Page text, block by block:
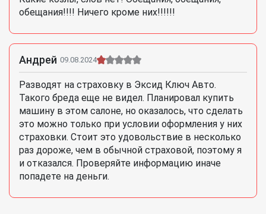
обещания!!!! Ничего кроме них!!!!!!
Андрей 09.08.2024
Разводят на страховку в Эксид Ключ Авто.
Такого бреда еще не видел. Планировал купить
машину в этом салоне, но оказалось, что сделать
это можно только при условии оформления у них
страховки. Стоит это удовольствие в несколько
раз дороже, чем в обычной страховой, поэтому я
и отказался. Проверяйте информацию иначе
попадете на деньги.